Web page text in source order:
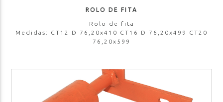
ROLO DE FITA
Rolo de fita
Medidas: CT12 D 76,20x410 CT16 D 76,20x499 CT20
76,20x599